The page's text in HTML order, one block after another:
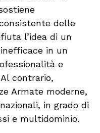
delle
l’idea di un
in un
e
contrario,
Armate moderne,
in grado di
e multidominio.